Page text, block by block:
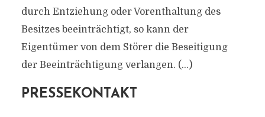
durch Entziehung oder Vorenthaltung des
Besitzes beeinträchtigt, so kann der
Eigentümer von dem Störer die Beseitigung
der Beeinträchtigung verlangen. (…)
PRESSEKONTAKT